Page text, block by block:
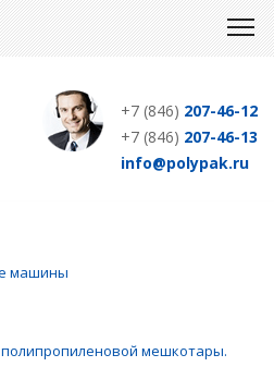
+7 (846) 207-46-12
+7 (846) 207-46-13
info@polypak.ru
машины
мешкотары.